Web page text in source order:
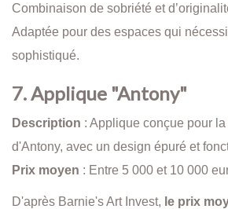
Combinaison de sobriété et
Adaptée pour des espaces qui
sophistiqué.
7.Applique "Antony"
Description : Applique conçue pour
d'Antony, avec un design épuré et
Prix moyen : Entre 5 000 et 10 000
D'après Barnie's Art Invest, le prix